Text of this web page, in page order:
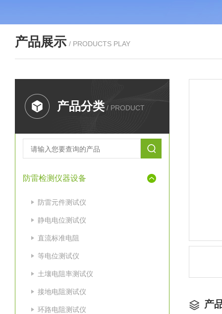
产品展示 / PRODUCTS PLAY
产品分类 / PRODUCT
防雷检测仪器设备
防雷元件测试仪
静电电位测试仪
直流标准电阻
等电位测试仪
土壤电阻率测试仪
接地电阻测试仪
环路电阻测试仪 产